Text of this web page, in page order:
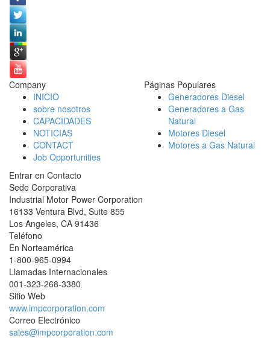
Company
INICIO
sobre nosotros
CAPACIDADES
NOTICIAS
CONTACT
Job Opportunities
Páginas Populares
Generadores Diesel
Generadores a Gas
Natural
Motores Diesel
Motores a Gas Natural
Entrar en Contacto
Sede Corporativa
Industrial Motor Power Corporation
16133 Ventura Blvd, Suite 855
Los Angeles, CA 91436
Teléfono
En Norteamérica
1-800-965-0994
Llamadas Internacionales
001-323-268-3380
Sitio Web
www.impcorporation.com
Correo Electrónico
sales@impcorporation.com